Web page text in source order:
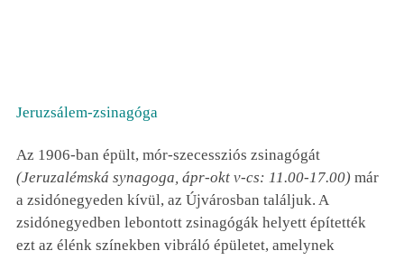
Jeruzsálem-zsinagóga
Az 1906-ban épült, mór-szecessziós zsinagógát
(Jeruzalémská synagoga, ápr-okt v-cs: 11.00-17.00) már
a zsidónegyeden kívül, az Újvárosban találjuk. A
zsidónegyedben lebontott zsinagógák helyett építették
ezt az élénk színekben vibráló épületet, amelynek